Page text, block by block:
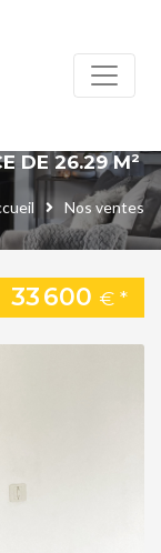
DE 26.29 M²
Nos ventes
33 600 € *